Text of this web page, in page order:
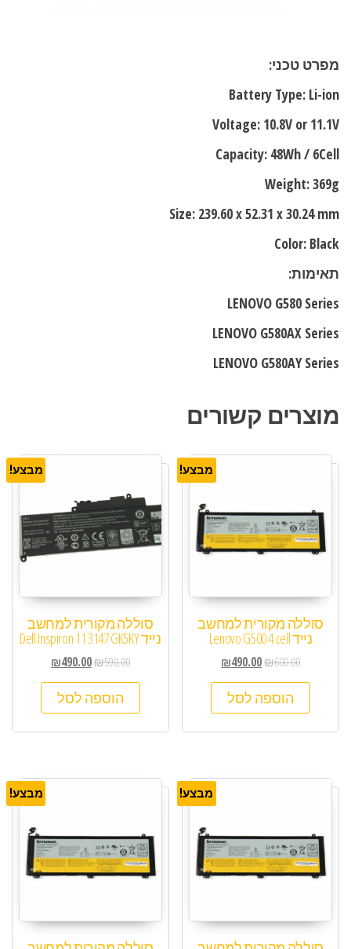
מפרט טכני:
Battery Type: Li-ion
Voltage: 10.8V or 11.1V
Capacity: 48Wh / 6Cell
Weight: 369g
Size: 239.60 x 52.31 x 30.24 mm
Color: Black
תאימות:
LENOVO G580 Series
LENOVO G580AX Series
LENOVO G580AY Series
מוצרים קשורים
מבצע!
סוללה מקורית למחשב
נייד Lenovo G500 4 cell
₪600.00
₪490.00
הוספה לסל
מבצע!
סוללה מקורית למחשב
נייד Dell Inspiron 11 3147 GK5KY
₪590.00
₪490.00
הוספה לסל
מבצע! מבצע!